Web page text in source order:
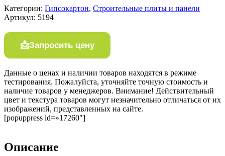
Категории: Гипсокартон, Строительные плиты и панели
Артикул: 5194
Запросить цену
Данные о ценах и наличии товаров находятся в режиме
тестирования. Пожалуйста, уточняйте точную стоимость и
наличие товаров у менеджеров. Внимание! Действительный
цвет и текстура товаров могут незначительно отличаться от их
изображений, представленных на сайте.
[popuppress id=»17260″]
Описание